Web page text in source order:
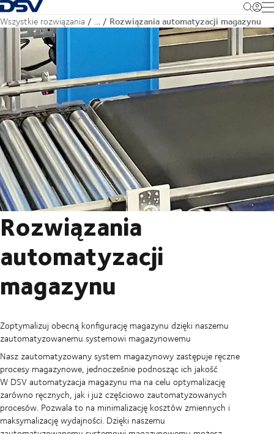
Cofnij do strony głównej
Wszystkie rozwiązania … Rozwiązania automatyzacji magazynu
Rozwiązania
automatyzacji
magazynu
Zoptymalizuj obecną konfigurację magazynu dzięki naszemu
zautomatyzowanemu systemowi magazynowemu
Nasz zautomatyzowany system magazynowy zastępuje ręczne
procesy magazynowe, jednocześnie podnosząc ich jakość
W DSV automatyzacja magazynu ma na celu optymalizację
zarówno ręcznych, jak i już częściowo zautomatyzowanych
procesów. Pozwala to na minimalizację kosztów zmiennych i
maksymalizację wydajności. Dzięki naszemu